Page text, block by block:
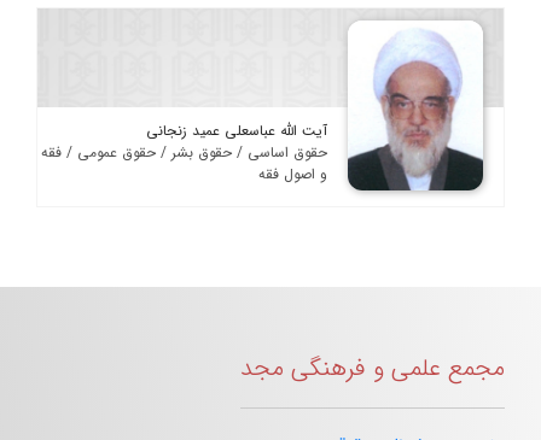
آیت الله عباسعلی عمید زنجانی
حقوق اساسی / حقوق بشر / حقوق عمومی / فقه
و اصول فقه
مجمع علمی و فرهنگی مجد